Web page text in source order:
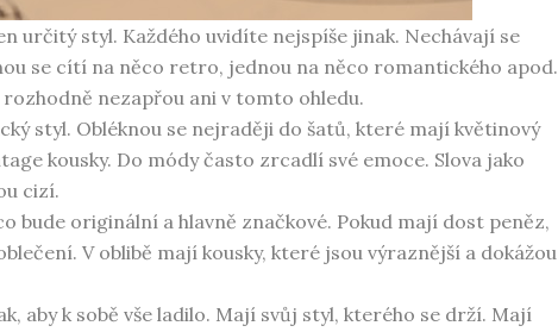
určitý styl. Každého uvidíte nejspíše jinak. Nechávají se
se cítí na něco retro, jednou na něco romantického apod.
nezapřou ani v tomto ohledu.
styl. Obléknou se nejraději do šatů, které mají květinový
kousky. Do módy často zrcadlí své emoce. Slova jako
cizí.
bude originální a hlavně značkové. Pokud mají dost peněz,
V oblibě mají kousky, které jsou výraznější a dokážou
aby k sobě vše ladilo. Mají svůj styl, kterého se drží. Mají